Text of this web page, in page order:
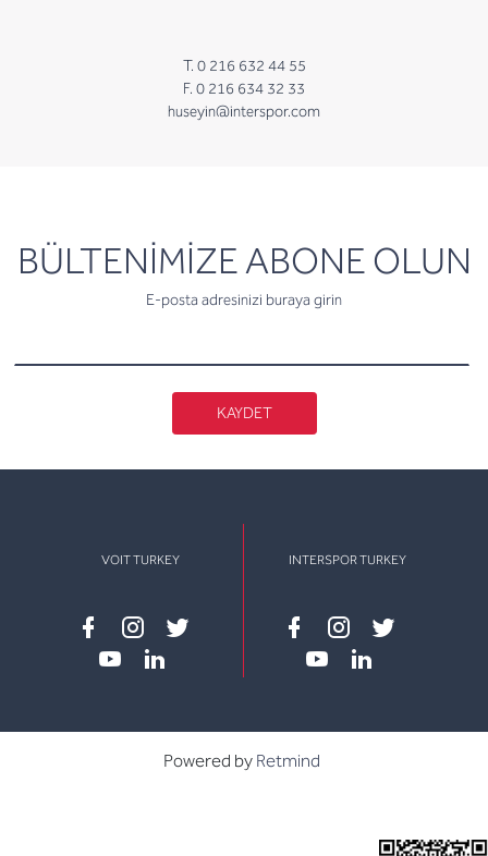
T. 0 216 632 44 55
F. 0 216 634 32 33
huseyin@interspor.com
BÜLTENİMİZE ABONE OLUN
E-posta adresinizi buraya girin
newsletter
KAYDET
VOIT TURKEY
Facebook
instagram
twitter
INTERSPOR TURKEY
Facebook
instagram
twitter
Powered by Retmind